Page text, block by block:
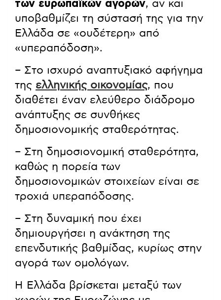
των ευρωπαϊκών αγορών, αν και
υποβαθμίζει τη σύστασή της για την
Ελλάδα σε «ουδέτερη» από
«υπεραπόδοση».
– Στο ισχυρό αναπτυξιακό αφήγημα
της ελληνικής οικονομίας, που
διαθέτει έναν ελεύθερο διάδρομο
ανάπτυξης σε συνθήκες
δημοσιονομικής σταθερότητας.
– Στη δημοσιονομική σταθερότητα,
καθώς η πορεία των
δημοσιονομικών στοιχείων είναι σε
τροχιά υπεραπόδοσης.
– Στη δυναμική που έχει
δημιουργήσει η ανάκτηση της
επενδυτικής βαθμίδας, κυρίως στην
αγορά των ομολόγων.
Η Ελλάδα βρίσκεται μεταξύ των